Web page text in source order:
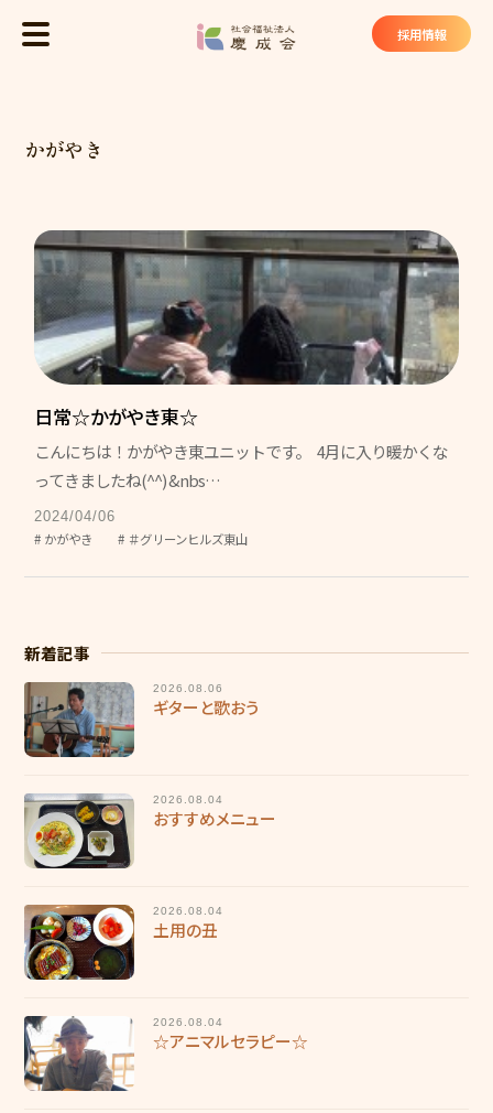
社会福祉
採用情報
慶成会について
法人概要
私たちが大切にしていること
慶成会の取り組み
サービス・施設
ケアハウス ヴィラ東山苑
グループホーム 花みずき
東山苑デイサービスセンター
きさらぎデイサービスセンター
デイサービスセンター野の花
介護計画相談センター こすもす
キッズホームてんとうむし
てんとうむし東山保育園
採用情報
慶成会で働きたい方へ
かがやき
日常☆かがやき東☆
こんにちは！かがやき東ユニットです。 4月に入り暖かくな
ってきましたね(^^) &nbs…
2024/04/06
かがやき ＃グリーンヒルズ東山
新着記事
2026.08.06
ギターと歌おう
2026.08.04
おすすめメニュー
2026.08.04
土用の丑
2026.08.04
☆アニマルセラピー☆